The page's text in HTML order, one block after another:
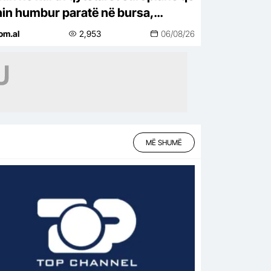
humbur paratë në bursa,
e Tiranës përfundon
2,953 06/08/26
MË SHUMË